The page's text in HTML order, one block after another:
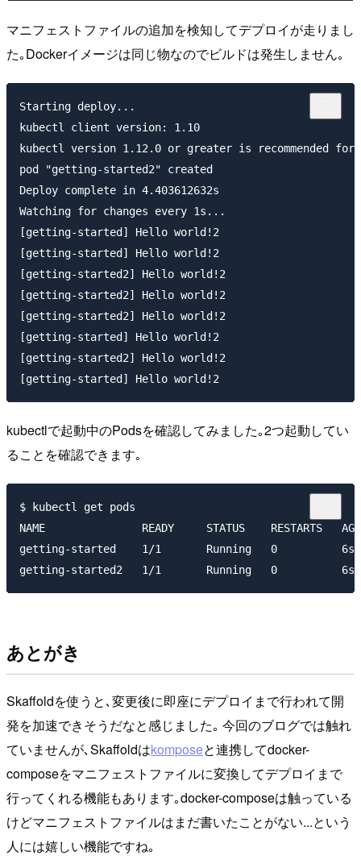
マニフェストファイルの追加を検知してデプロイが走りまし
た｡Dockerイメージは同じ物なのでビルドは発生しません｡
Starting deploy...
kubectl client version: 1.10
kubectl version 1.12.0 or greater is recommended
pod "getting-started2" created
Deploy complete in 4.403612632s
Watching for changes every 1s...
[getting-started] Hello world!2
[getting-started] Hello world!2
[getting-started2] Hello world!2
[getting-started2] Hello world!2
[getting-started2] Hello world!2
[getting-started] Hello world!2
[getting-started2] Hello world!2
kubectlで起動中のPodsを確認してみました｡2つ起動してい
ることを確認できます｡
$ kubectl get pods
NAME               READY     STATUS    RESTARTS   AGE
getting-started    1/1       Running   0          6s
あとがき
Skaffoldを使うと､変更後に即座にデプロイまで行われて開
発を加速できそうだなと感じました｡ 今回のブログでは触れ
ていませんが､Skaffoldはkomposeと連携してdocker-
composeをマニフェストファイルに変換してデプロイまで
行ってくれる機能もあります｡docker-composeは触っている
けどマニフェストファイルはまだ書いたことがない...という
人には嬉しい機能ですね｡